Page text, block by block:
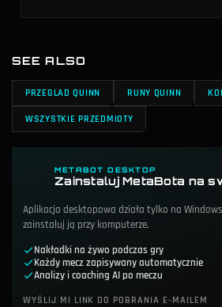
Wygrane
SEE ALSO
PRZEGLAD QUINN RUNY QUINN
WSZYSTKIE PRZEDMIOTY
METABOT DESKTOP
Zainstaluj MetaBota na
Aplikacja desktopowa działa tylko na
zainstaluj ją przy komputerze.
Nakładki na żywo podczas gry
Każdy mecz zapisywany automatycznie
Analizy i coaching AI po meczu
WYŚLIJ MI LINK DO POBRANIA E-MAILEM